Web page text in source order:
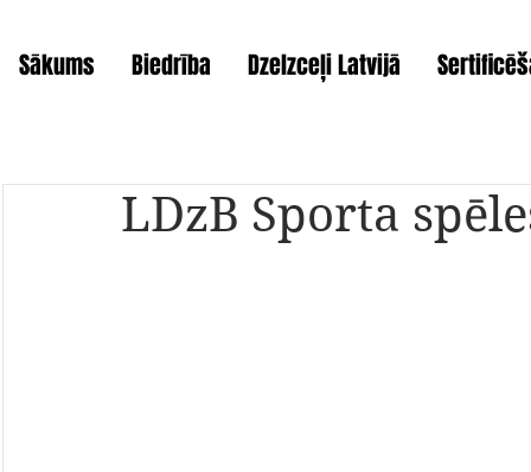
Sākums Biedrība Dzelzceļi Latvijā
LDzB Sporta